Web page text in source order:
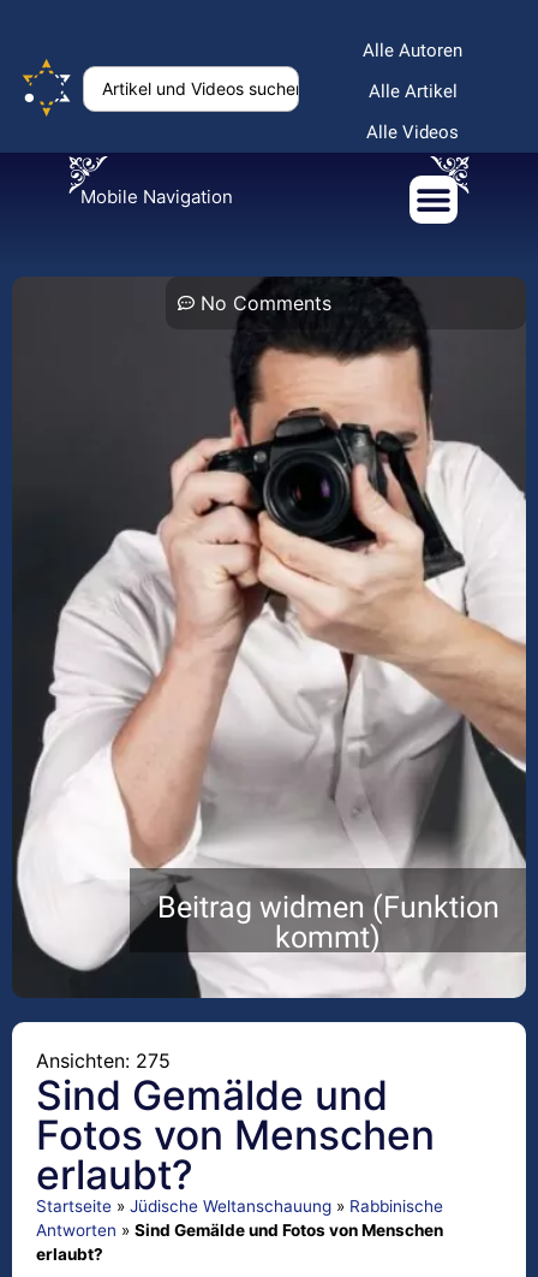
Alle Autoren
Alle Artikel
Alle Videos
Mobile Navigation
No Comments
Beitrag widmen (Funktion
kommt)
Ansichten: 275
Sind Gemälde und
Fotos von Menschen
erlaubt?
Startseite » Jüdische Weltanschauung » Rabbinische
Antworten » Sind Gemälde und Fotos von Menschen
erlaubt?